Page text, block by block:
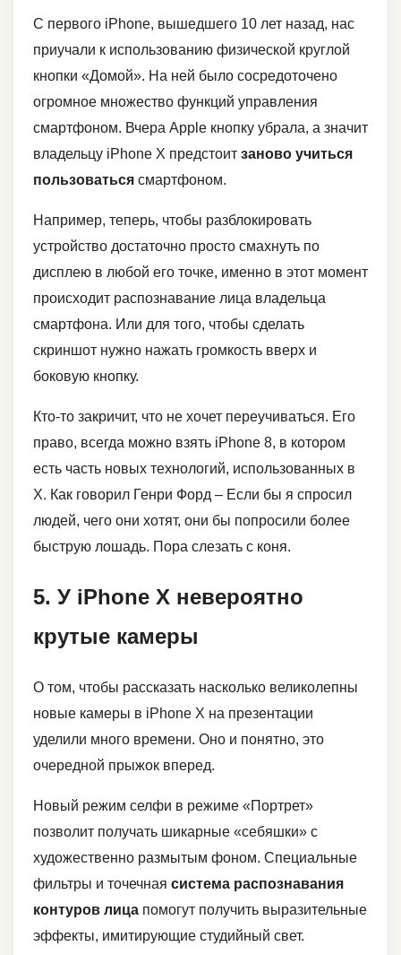
С первого iPhone, вышедшего 10 лет назад, нас
приучали к использованию физической круглой
кнопки «Домой». На ней было сосредоточено
огромное множество функций управления
смартфоном. Вчера Apple кнопку убрала, а значит
владельцу iPhone X предстоит заново учиться
пользоваться смартфоном.
Например, теперь, чтобы разблокировать
устройство достаточно просто смахнуть по
дисплею в любой его точке, именно в этот момент
происходит распознавание лица владельца
смартфона. Или для того, чтобы сделать
скриншот нужно нажать громкость вверх и
боковую кнопку.
Кто-то закричит, что не хочет переучиваться. Его
право, всегда можно взять iPhone 8, в котором
есть часть новых технологий, использованных в
Х. Как говорил Генри Форд – Если бы я спросил
людей, чего они хотят, они бы попросили более
быструю лошадь. Пора слезать с коня.
5. У iPhone X невероятно
крутые камеры
О том, чтобы рассказать насколько великолепны
новые камеры в iPhone X на презентации
уделили много времени. Оно и понятно, это
очередной прыжок вперед.
Новый режим селфи в режиме «Портрет»
позволит получать шикарные «себяшки» с
художественно размытым фоном. Специальные
фильтры и точечная система распознавания
контуров лица помогут получить выразительные
эффекты, имитирующие студийный свет.